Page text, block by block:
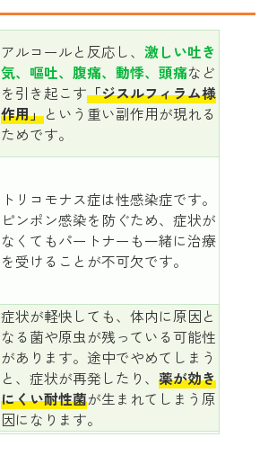
アルコールと反応し、 激しい吐き
気、嘔吐、腹痛、動悸、頭痛など
を引き起こす「ジスルフィラム様
作用」という重い副作用が現れる
ためです。
トリコモナス症は性感染症です。
ピンポン感染を防ぐため、症状が
なくてもパートナーも一緒に治療
を受けることが不可欠です。
症状が軽快しても、体内に原因と
なる菌や原虫が残っている可能性
があります。途中でやめてしまう
と、症状が再発したり、 薬が効き
にくい耐性菌が生まれてしまう原
因になります。